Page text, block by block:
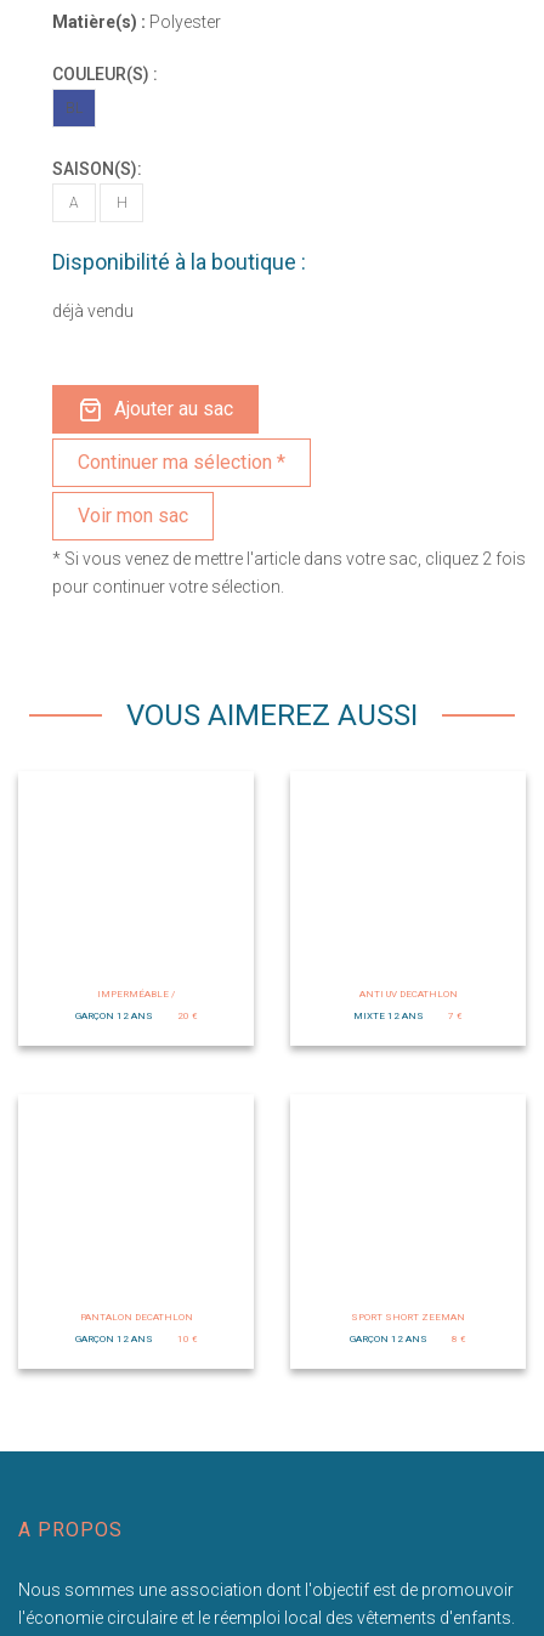
Matière(s) : Polyester
COULEUR(S) :
BL
SAISON(S):
A H
Disponibilité à la boutique :
déjà vendu
Ajouter au sac
Voir mon sac
* Si vous venez de mettre l'article dans votre sac, cliquez 2 fois
pour continuer votre sélection.
VOUS AIMEREZ AUSSI
IMPERMÉABLE /
GARÇON 12 ANS
20 €
ANTI UV DECATHLON
MIXTE 12 ANS
7 €
PANTALON DECATHLON
GARÇON 12 ANS
10 €
SPORT SHORT ZEEMAN
GARÇON 12 ANS
8 €
A PROPOS
Nous sommes une association dont l'objectif est de promouvoir
l'économie circulaire et le réemploi local des vêtements d'enfants.